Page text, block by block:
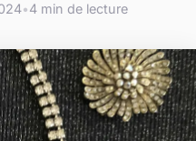
•4 min de lecture